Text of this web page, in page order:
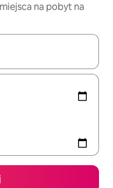
na pobyt na
poruszać się po nich za